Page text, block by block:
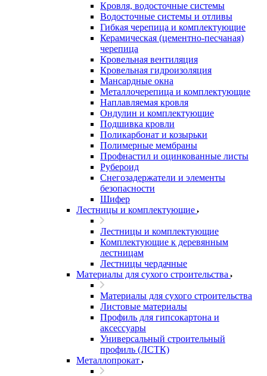
Кровля, водосточные системы
Водосточные системы и отливы
Гибкая черепица и комплектующие
Керамическая (цементно-песчаная)
черепица
Кровельная вентиляция
Кровельная гидроизоляция
Мансардные окна
Металлочерепица и комплектующие
Наплавляемая кровля
Ондулин и комплектующие
Подшивка кровли
Поликарбонат и козырьки
Полимерные мембраны
Профнастил и оцинкованные листы
Рубероид
Снегозадержатели и элементы
безопасности
Шифер
Лестницы и комплектующие
Лестницы и комплектующие
Комплектующие к деревянным
лестницам
Лестницы чердачные
Материалы для сухого строительства
Материалы для сухого строительства
Листовые материалы
Профиль для гипсокартона и
аксессуары
Универсальный строительный
профиль (ЛСТК)
Металлопрокат